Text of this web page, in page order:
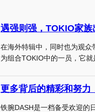
遇强则强，TOKIO家
在海外特辑中，同时也为观
为组合TOKIO中的一员，它
更多背后的精彩和努力
铁腕DASH是一档备受欢迎的